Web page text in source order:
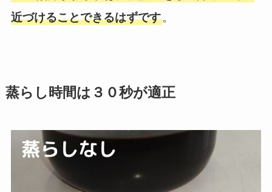
近づけることできるはずです。
蒸らし時間は３０秒が適正